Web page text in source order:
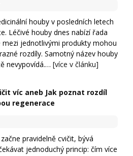
houby v posledních letech
Léčivé houby dnes nabízí řada
mezi jednotlivými produkty mohou
rozdíly. Samotný název houby
nevypovídá.… [více v článku]
víc aneb Jak poznat rozdíl
regenerace
pravidelně cvičit, bývá
jednoduchý princip: čím více